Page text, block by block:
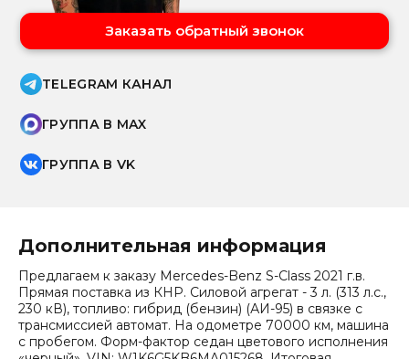
Заказать обратный звонок
TELEGRAM КАНАЛ
ГРУППА В MAX
ГРУППА В VK
Дополнительная информация
Предлагаем к заказу Mercedes-Benz S-Class 2021 г.в.
Прямая поставка из КНР. Силовой агрегат - 3 л. (313 л.с.,
230 кВ), топливо: гибрид (бензин) (АИ-95) в связке с
трансмиссией автомат. На одометре 70000 км, машина
с пробегом. Форм-фактор седан цветового исполнения